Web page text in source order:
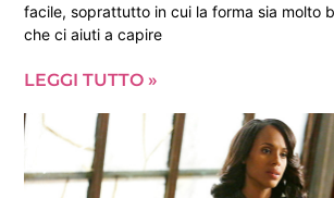
facile, soprattutto in cui la forma sia molto
che ci aiuti a capire
LEGGI TUTTO »